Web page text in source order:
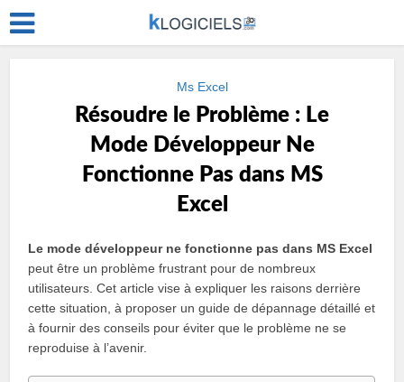
Ms Excel
Résoudre le Problème : Le
Mode Développeur Ne
Fonctionne Pas dans MS
Excel
Le mode développeur ne fonctionne pas dans MS Excel
peut être un problème frustrant pour de nombreux
utilisateurs. Cet article vise à expliquer les raisons derrière
cette situation, à proposer un guide de dépannage détaillé et
à fournir des conseils pour éviter que le problème ne se
reproduise à l’avenir.